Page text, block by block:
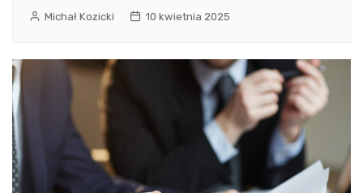
Michał Kozicki 10 kwietnia 2025